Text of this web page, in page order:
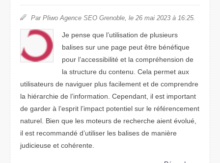
Par Pliwo Agence SEO Grenoble, le 26 mai 2023 à 16:25.
Je pense que l’utilisation de plusieurs
balises sur une page peut être bénéfique
pour l’accessibilité et la compréhension de
la structure du contenu. Cela permet aux
utilisateurs de naviguer plus facilement et de comprendre
la hiérarchie de l’information. Cependant, il est important
de garder à l’esprit l’impact potentiel sur le référencement
naturel. Bien que les moteurs de recherche aient évolué,
il est recommandé d’utiliser les balises de manière
judicieuse et cohérente.